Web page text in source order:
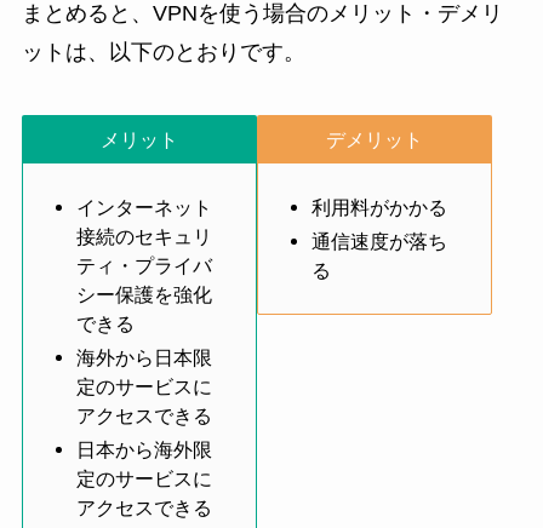
まとめると、VPNを使う場合のメリット・デメリ
ットは、以下のとおりです。
メリット
インターネット
接続のセキュリ
ティ・プライバ
シー保護を強化
できる
海外から日本限
定のサービスに
アクセスできる
日本から海外限
定のサービスに
アクセスできる
デメリット
利用料がかかる
通信速度が落ち
る